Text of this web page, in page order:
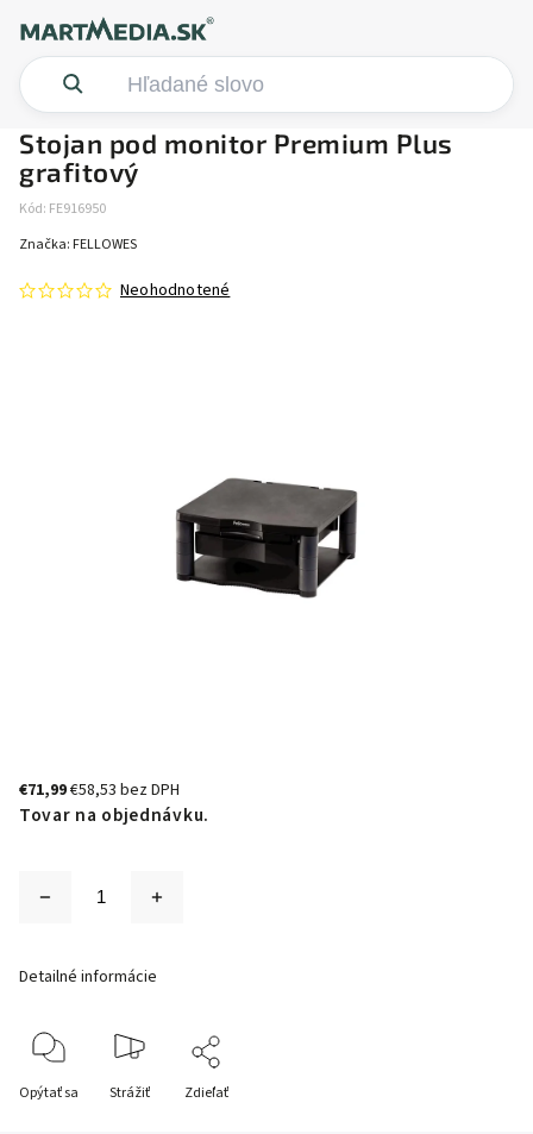
Stojan pod monitor Premium Plus
grafitový
Kód: FE916950
Neohodnotené
Značka: FELLOWES
€71,99€58,53 bez DPH
Tovar na objednávku.
Detailné informácie
Opýtať sa Strážiť Zdieľať